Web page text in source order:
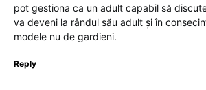
pot gestiona ca un adult capabil să
va deveni la rândul său adult și în
modele nu de gardieni.
Reply